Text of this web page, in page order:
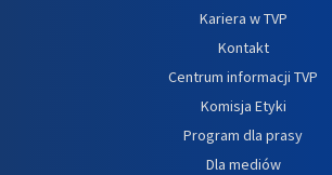
Kariera w TVP
Kontakt
Centrum informacji TVP
Komisja Etyki
Program dla prasy
Dla mediów